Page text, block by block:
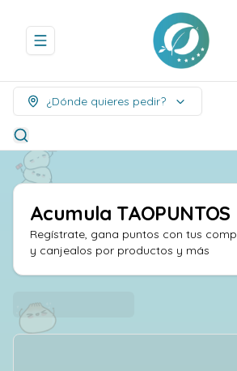
Abrir menu de navegación
¿Dónde quieres pedir?
Acumula TAOPUNTOS
Regístrate, gana puntos con tus
y canjealos por productos y más